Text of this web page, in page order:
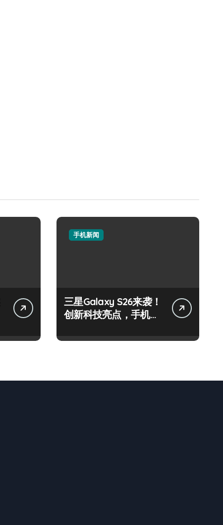
手机新闻
三星Galaxy S26来袭！
创新科技亮点，手机圈